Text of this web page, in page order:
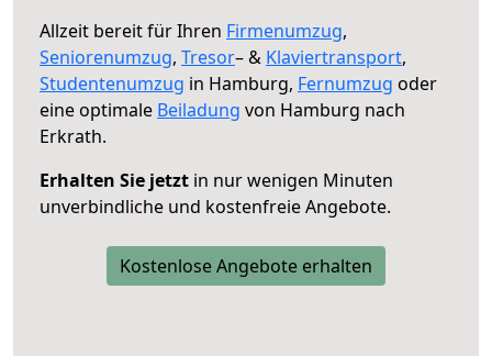
Allzeit bereit für Ihren Firmenumzug,
Seniorenumzug, Tresor– & Klaviertransport,
Studentenumzug in Hamburg, Fernumzug oder
eine optimale Beiladung von Hamburg nach
Erkrath.
Erhalten Sie jetzt in nur wenigen Minuten
unverbindliche und kostenfreie Angebote.
Kostenlose Angebote erhalten